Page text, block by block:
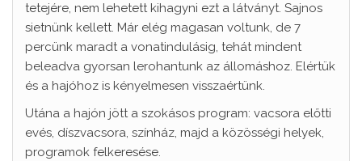
tetejére, nem lehetett kihagyni ezt a látványt. Sajnos
sietnünk kellett. Már elég magasan voltunk, de 7
percünk maradt a vonatindulásig, tehát mindent
beleadva gyorsan lerohantunk az állomáshoz. Elértük
és a hajóhoz is kényelmesen visszaértünk.
Utána a hajón jött a szokásos program: vacsora előtti
evés, díszvacsora, színház, majd a közösségi helyek,
programok felkeresése.